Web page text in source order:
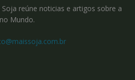
reúne noticias e artigos sobre a
Mundo.